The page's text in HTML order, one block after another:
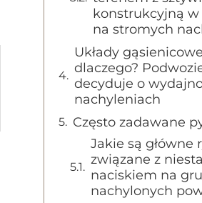
konstrukcyjną w
na stromych
Układy
dlaczego?
decyduje o
nachyleniach
Często zadawane
Jakie są główne
związane z
naciskiem na
nachylonych